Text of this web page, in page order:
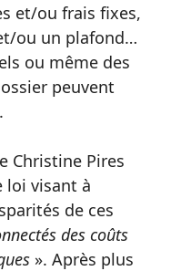
et/ou frais fixes,
ou un plafond…
ou même des
peuvent
Christine Pires
loi visant à
de ces
des coûts
». Après plus